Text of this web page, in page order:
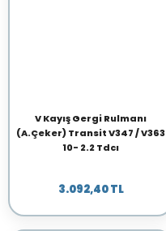
V Kayış Gergi Rulmanı
(A.Çeker) Transit V347 / V363
10- 2.2 Tdcı
3.092,40 TL